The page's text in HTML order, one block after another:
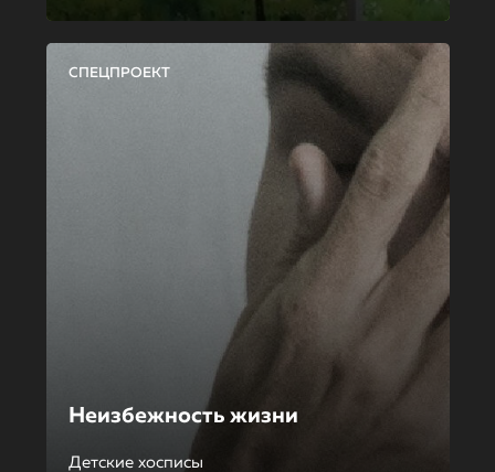
СПЕЦПРОЕКТ
Неизбежность жизни
Детские хосписы